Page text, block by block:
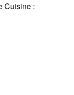
Cuisine :